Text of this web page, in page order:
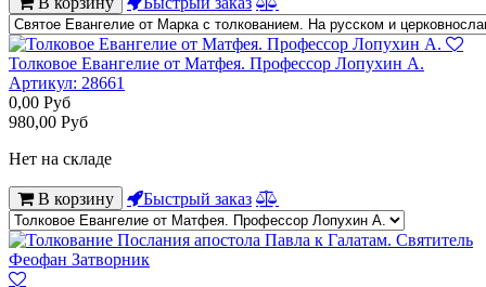
Толковое Евангелие от Матфея. Профессор Лопухин А.
Артикул: 28661
0,00 Руб
980,00 Руб
Нет на складе
В корзину Быстрый заказ